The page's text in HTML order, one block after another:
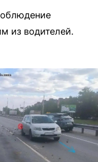
из водителей.